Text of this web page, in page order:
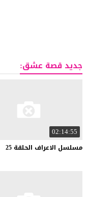
جديد قصة عشق:
02:14:55
مسلسل الاعراف الحلقة 25